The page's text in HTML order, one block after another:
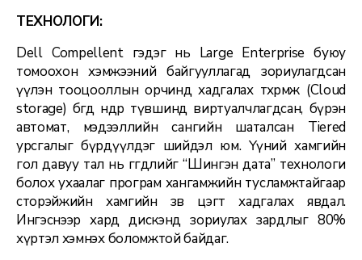
ТЕХНОЛОГИ:
Dell Compellent гэдэг нь Large Enterprise буюу
томоохон хэмжээний байгууллагад зориулагдсан
үүлэн тооцооллын орчинд хадгалах төхөөрөмж (Cloud
storage) бөгөөд өндөр түвшинд виртуалчлагдсан, бүрэн
автомат, мэдээллийн сангийн шаталсан Tiered
урсгалыг бүрдүүлдэг шийдэл юм. Үүний хамгийн
гол давуу тал нь өгөгдлийг “Шингэн дата” технологи
болох ухаалаг програм хангамжийн тусламжтайгаар
сторэйжийн хамгийн зөв цэгт хадгалах явдал.
Ингэснээр хард дискэнд зориулах зардлыг 80%
хүртэл хэмнэх боломжтой байдаг.